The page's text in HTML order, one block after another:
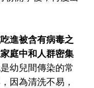
進被含有病毒之
庭中和人群密集
幼兒間傳染的常
因為清洗不易，